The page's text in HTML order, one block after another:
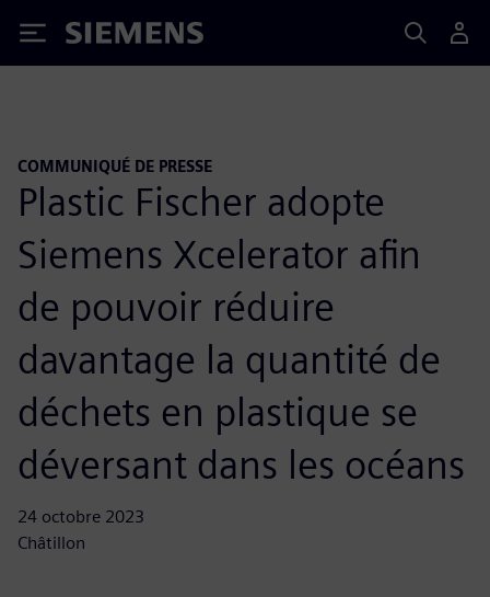
Siemens
COMMUNIQUÉ DE PRESSE
Plastic Fischer adopte
Siemens Xcelerator afin
de pouvoir réduire
davantage la quantité de
déchets en plastique se
déversant dans les océans
24 octobre 2023
Châtillon